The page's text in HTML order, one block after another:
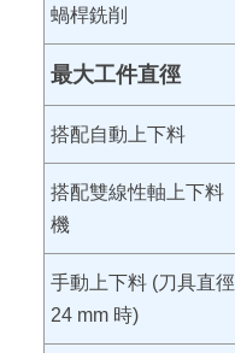
蝸桿銑削
最大工件直徑
搭配自動上下料
搭配雙線性軸上下料
機
手動上下料 (刀具直徑
24 mm 時)